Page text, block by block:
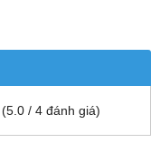
(5.0 / 4 đánh giá)